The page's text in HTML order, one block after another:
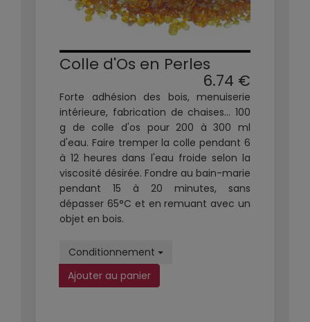
Colle d'Os en Perles
6.74 €
Forte adhésion des bois, menuiserie
intérieure, fabrication de chaises... 100
g de colle d'os pour 200 à 300 ml
d'eau. Faire tremper la colle pendant 6
à 12 heures dans l'eau froide selon la
viscosité désirée. Fondre au bain-marie
pendant 15 à 20 minutes, sans
dépasser 65°C et en remuant avec un
objet en bois.
Conditionnement
Ajouter au panier